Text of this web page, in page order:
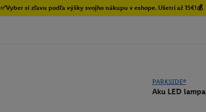
✅Vyber si zľavu podľa výšky svojho nákupu v eshope. Ušetri až 15€!💰
PARKSIDE®
Aku LED